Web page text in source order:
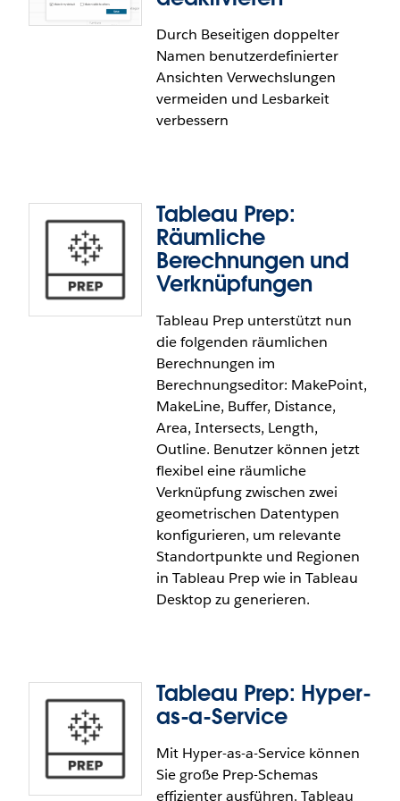
Enable customers who are legally and securely
required to run on the latest Red Hat Enterprise
Linux to upgrade their Tableau Server instance.
Administrators can install the RHEL 10 installer
from the Tableau website.
Durch Beseitigen doppelter
Namen benutzerdefinierter
Ansichten Verwechslungen
vermeiden und Lesbarkeit
verbessern
Doppelte Namen benutzerdefinierter
Ansichten deaktivieren
Sie haben nun die Möglichkeit, das Erstellen
doppelter Namen zu blockieren und eine
eindeutige Inline-Warnung für das Überschreiben
einer vorhandenen Ansicht bereitzustellen. Dies
sorgt für eine verlässlichere Produktnutzung und
für intuitivere benutzerdefinierte Ansichten. Es
beseitigt Fehler im Hintergrund und verhindert
Verwechslungen, insbesondere in großen
Unternehmensumgebungen.
Das Deaktivieren von doppelten Namen
benutzerdefinierter Ansichten ist in Tableau Cloud
Tableau Prep:
Räumliche
Berechnungen und
Verknüpfungen
Tableau Prep unterstützt nun
die folgenden räumlichen
Berechnungen im
Berechnungseditor: MakePoint,
MakeLine, Buffer, Distance,
Area, Intersects, Length,
Outline. Benutzer können jetzt
flexibel eine räumliche
Verknüpfung zwischen zwei
geometrischen Datentypen
konfigurieren, um relevante
Standortpunkte und Regionen
in Tableau Prep wie in Tableau
Desktop zu generieren.
Tableau Prep: Räumliche
Berechnungen und
Verknüpfungen
Tableau Prep: Hyper-
as-a-Service
Mit Hyper-as-a-Service können
Sie große Prep-Schemas
effizienter ausführen. Tableau